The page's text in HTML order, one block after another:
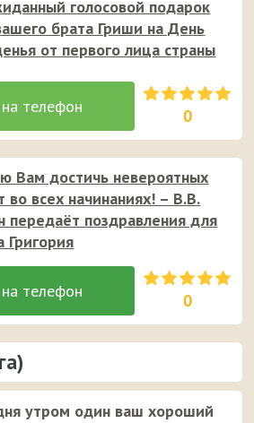
голосовой подарок
брата Гриши на День
от первого лица страны
0
Вам достичь невероятных
во всех начинаниях! – В.В.
передаёт поздравления для
Григория
0
утром один ваш хороший